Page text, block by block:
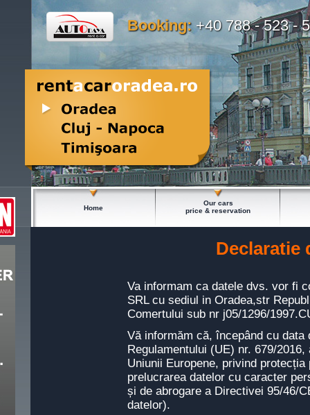
Booking:+40 788 - 523 -
Home
Our cars
price & reservation
Declaratie
Va informam ca datele dvs. vor fi
SRL cu sediul in Oradea,str
Comertului sub nr j05/1296/
Vă informăm că, începând cu
Regulamentului (UE) nr. 679/
Uniunii Europene, privind
prelucrarea datelor cu caracter
și de abrogare a Directivei 95/46/
datelor).